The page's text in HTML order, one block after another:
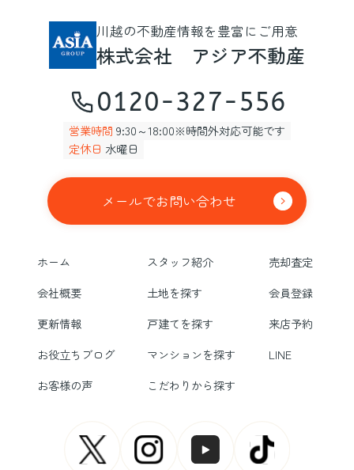
川越の不動産情報を豊富にご用意
株式会社 アジア不動産
0120-327-556
営業時間 9:30～18:00※時間外対応可能です
定休日 水曜日
メールでお問い合わせ
ホーム スタッフ紹介
売却査定
会社概要
土地を探す
会員登録
更新情報
戸建てを探す
来店予約
お役立ちブログ
マンションを探す
LINE
お客様の声
こだわりから探す